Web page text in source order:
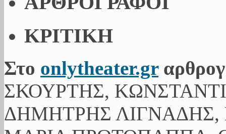
ΚΡΙΤΙΚΗ
Στο onlytheater.gr
ΣΚΟΥΡΤΗΣ,
ΔΗΜΗΤΡΗΣ ΛΙΓΝΑΔΗΣ,